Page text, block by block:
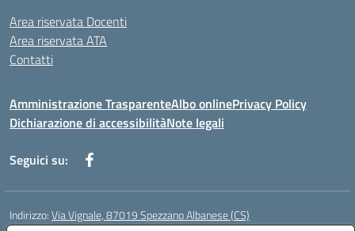
Area riservata Docenti
Area riservata ATA
Contatti
Amministrazione TrasparenteAlbo onlinePrivacy Policy
Dichiarazione di accessibilitàNote legali
Seguici su:
Indirizzo:Via Vignale, 87019 Spezzano Albanese (CS)